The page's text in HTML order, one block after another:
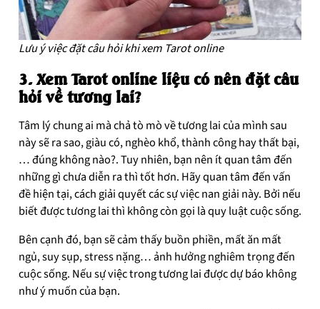
Lưu ý việc đặt câu hỏi khi xem Tarot online
3. Xem Tarot online liệu có nên đặt câu
hỏi về tương lai?
Tâm lý chung ai mà chả tò mò về tương lai của mình sau
này sẽ ra sao, giàu có, nghèo khổ, thành công hay thất bại,
… đúng không nào?. Tuy nhiên, bạn nên ít quan tâm đến
những gì chưa diễn ra thì tốt hơn. Hãy quan tâm đến vấn
đề hiện tại, cách giải quyết các sự việc nan giải này. Bởi nếu
biết được tương lai thì không còn gọi là quy luật cuộc sống.
Bên cạnh đó, bạn sẽ cảm thấy buồn phiền, mất ăn mất
ngủ, suy sụp, stress nặng… ảnh hưởng nghiêm trọng đến
cuộc sống. Nếu sự việc trong tương lai được dự báo không
như ý muốn của bạn.